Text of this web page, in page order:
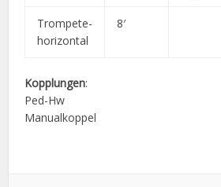
Trompete-
horizontal
8′
Kopplungen:
Ped-Hw
Manualkoppel